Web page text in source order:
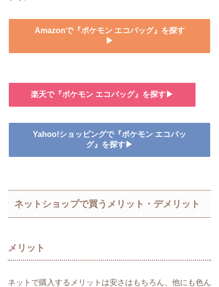
Amazonで『ポケモン エコバッグ』を探す
▶
楽天で『ポケモン エコバッグ』を探す▶
Yahoo!ショッピングで『ポケモン エコバッ
グ』を探す▶
ネットショップで買うメリット・デメリット
メリット
ネットで購入するメリットは安さはもちろん、他にも色ん